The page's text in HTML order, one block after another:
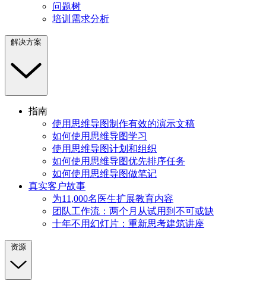
问题树
培训需求分析
解决方案
指南
使用思维导图制作有效的演示文稿
如何使用思维导图学习
使用思维导图计划和组织
如何使用思维导图优先排序任务
如何使用思维导图做笔记
真实客户故事
为11,000名医生扩展教育内容
团队工作流：两个月从试用到不可或缺
十年不用幻灯片：重新思考建筑讲座
资源